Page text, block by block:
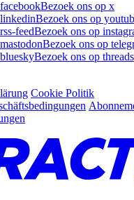
Bezoek ons op x
Bezoek ons op
feedBezoek ons op
Bezoek ons op
Bezoek ons op threads
Cookie Politik